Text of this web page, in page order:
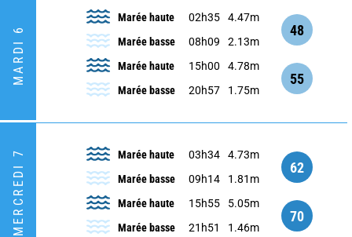
MARDI 6
Marée haute 02h35
4.47m
Marée basse
08h09 2.13m
48
Marée haute 15h00
4.78m
Marée basse
20h57 1.75m
55
MERCREDI 7 Marée haute 03h34
4.73m
Marée basse
09h14 1.81m
62
Marée haute 15h55
5.05m
Marée basse
21h51 1.46m
70